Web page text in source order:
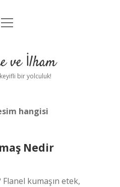
Uyarı
menüyü
ve İlham
bir yolculuk!
hangisi
Nedir
Flanel kumaşın etek,